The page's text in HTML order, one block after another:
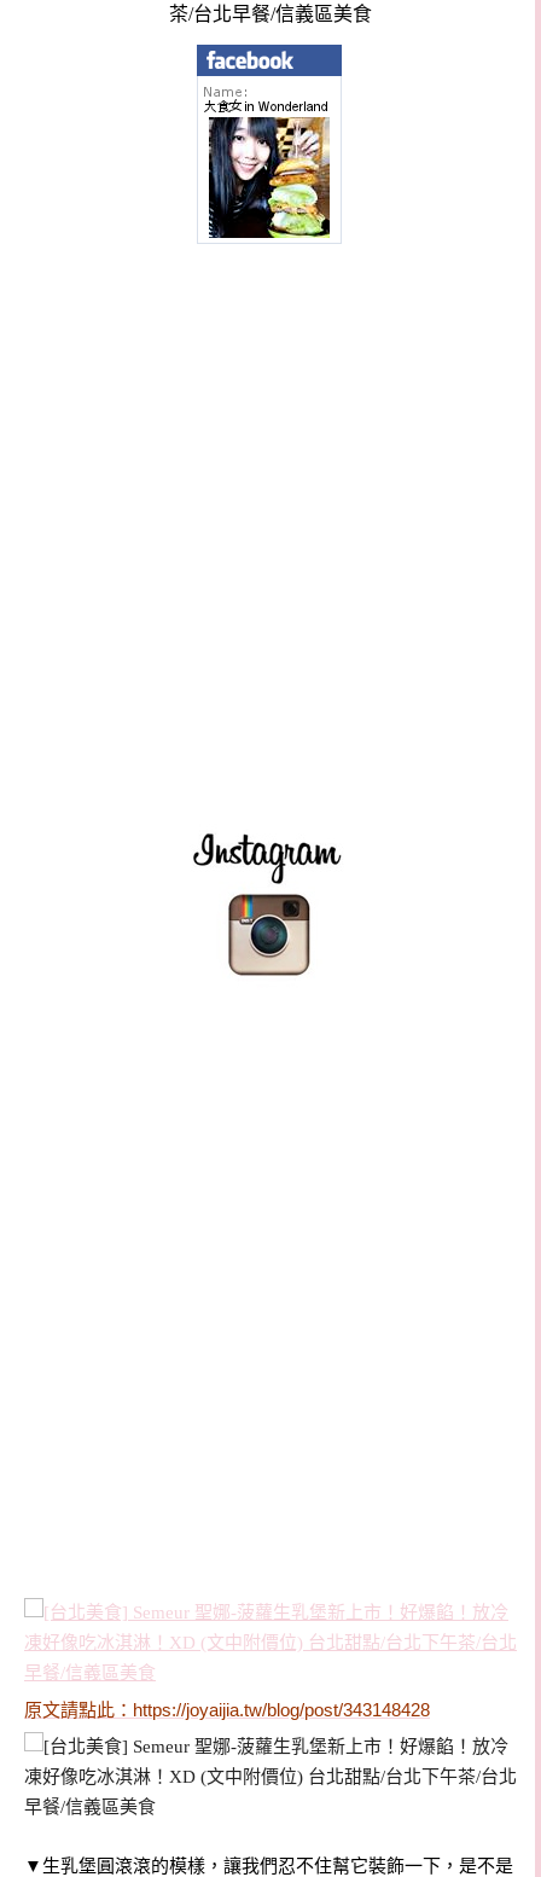
原文請點此： https://joyaijia.tw/blog/post/343148428
▼ 生乳堡圓滾滾的模樣，讓我們忍不住幫它裝飾一下，是不是